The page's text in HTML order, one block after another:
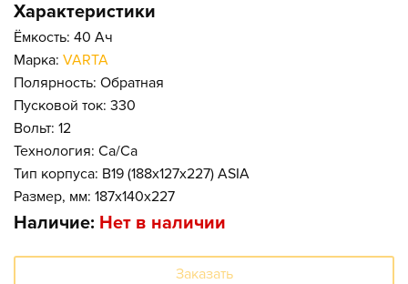
Характеристики
Ёмкость: 40 Ач
Марка: VARTA
Полярность: Обратная
Пусковой ток: 330
Вольт: 12
Технология: Ca/Ca
Тип корпуса: B19 (188x127x227) ASIA
Размер, мм: 187x140x227
Наличие: Нет в наличии
Заказать